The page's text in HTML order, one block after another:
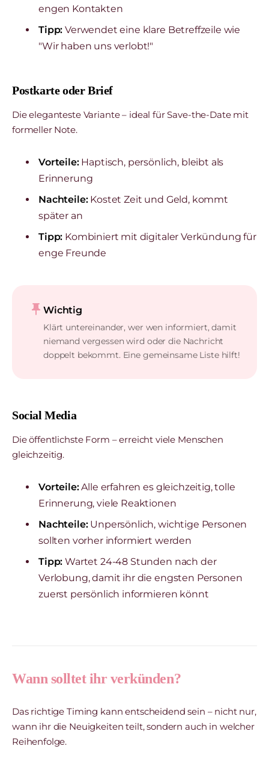
engen Kontakten
Tipp: Verwendet eine klare Betreffzeile wie
"Wir haben uns verlobt!"
Postkarte oder Brief
Die eleganteste Variante – ideal für Save-the-Date mit
formeller Note.
Vorteile:Haptisch, persönlich, bleibt als
Erinnerung
Nachteile:Kostet Zeit und Geld, kommt
später an
Tipp: Kombiniert mit digitaler Verkündung für
enge Freunde
push_pin Wichtig
Klärt untereinander, wer wen informiert, damit
niemand vergessen wird oder die Nachricht
doppelt bekommt. Eine gemeinsame Liste hilft!
Social Media
Die öffentlichste Form – erreicht viele Menschen
gleichzeitig.
Vorteile:Alle erfahren es gleichzeitig, tolle
Erinnerung, viele Reaktionen
Nachteile:Unpersönlich, wichtige Personen
sollten vorher informiert werden
Tipp: Wartet 24-48 Stunden nach der
Verlobung, damit ihr die engsten Personen
zuerst persönlich informieren könnt
Wann solltet ihr verkünden?
Das richtige Timing kann entscheidend sein – nicht nur,
wann ihr die Neuigkeiten teilt, sondern auch in welcher
Reihenfolge.